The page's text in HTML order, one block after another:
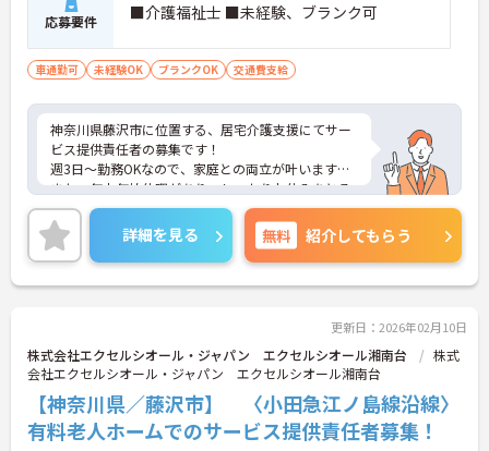
応募要件 ■介護福祉士 ■未経験、ブランク可
車通勤可 未経験OK ブランクOK 交通費支給
神奈川県藤沢市に位置する、居宅介護支援にてサー
ビス提供責任者の募集です！
週3日～勤務OKなので、家庭との両立が叶います☆
また、年末年始休暇があり、しっかりお休みをとる
ことが可能です♪
さらにマイカー通勤可能なので、通勤らくらくです
◎
ご興味のある方には、面接対策ポイントなど、さら
に詳細をご案内しますのでお気軽にご相談くださ
詳細を見る 無料 紹介してもらう
更新日：2026年02月10日
株式会社エクセルシオール・ジャパン エクセルシオール湘南台
株式
会社エクセルシオール・ジャパン エクセルシオール湘南台
【神奈川県／藤沢市】 〈小田急江ノ島線沿線〉
有料老人ホームでのサービス提供責任者募集！